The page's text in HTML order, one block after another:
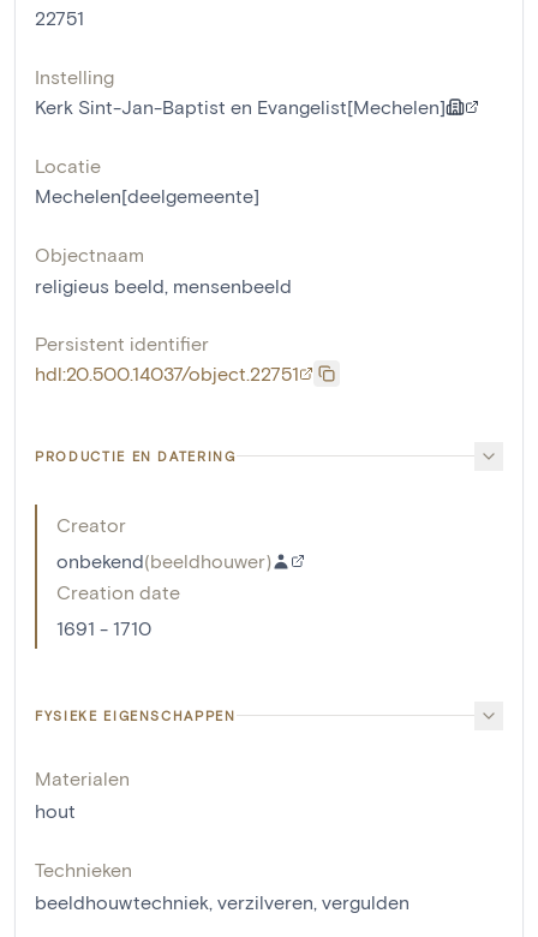
22751
Instelling
Kerk Sint-Jan-Baptist en Evangelist[Mechelen]
Locatie
Mechelen[deelgemeente]
Objectnaam
religieus beeld, mensenbeeld
Persistent identifier
hdl:20.500.14037/object.22751
PRODUCTIE EN DATERING
Creator
onbekend(beeldhouwer)
Creation date
1691 - 1710
FYSIEKE EIGENSCHAPPEN
Materialen
hout
Technieken
beeldhouwtechniek, verzilveren, vergulden